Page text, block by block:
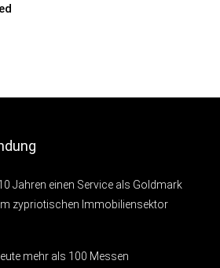
Jahren einen Service als Goldmark
zypriotischen Immobiliensektor
mehr als 100 Messen